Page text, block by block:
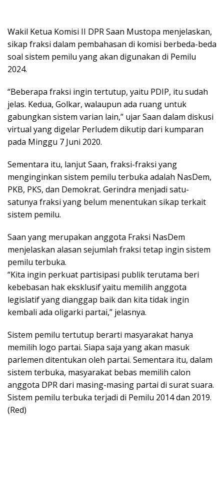
Wakil Ketua Komisi II DPR Saan Mustopa menjelaskan,
sikap fraksi dalam pembahasan di komisi berbeda-beda
soal sistem pemilu yang akan digunakan di Pemilu
2024.
“Beberapa fraksi ingin tertutup, yaitu PDIP, itu sudah
jelas. Kedua, Golkar, walaupun ada ruang untuk
gabungkan sistem varian lain,” ujar Saan dalam diskusi
virtual yang digelar Perludem dikutip dari kumparan
pada Minggu 7 Juni 2020.
Sementara itu, lanjut Saan, fraksi-fraksi yang
menginginkan sistem pemilu terbuka adalah NasDem,
PKB, PKS, dan Demokrat. Gerindra menjadi satu-
satunya fraksi yang belum menentukan sikap terkait
sistem pemilu.
Saan yang merupakan anggota Fraksi NasDem
menjelaskan alasan sejumlah fraksi tetap ingin sistem
pemilu terbuka.
“Kita ingin perkuat partisipasi publik terutama beri
kebebasan hak eksklusif yaitu memilih anggota
legislatif yang dianggap baik dan kita tidak ingin
kembali ada oligarki partai,” jelasnya.
Sistem pemilu tertutup berarti masyarakat hanya
memilih logo partai. Siapa saja yang akan masuk
parlemen ditentukan oleh partai. Sementara itu, dalam
sistem terbuka, masyarakat bebas memilih calon
anggota DPR dari masing-masing partai di surat suara.
Sistem pemilu terbuka terjadi di Pemilu 2014 dan 2019.
(Red)